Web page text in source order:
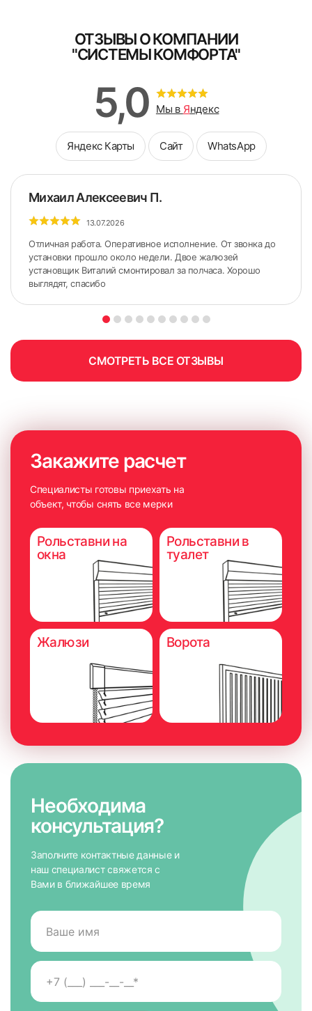
ОТЗЫВЫ О КОМПАНИИ
"СИСТЕМЫ КОМФОРТА"
5,0 Мы в Яндекс
Яндекс Карты Сайт WhatsApp
Михаил Алексеевич П.
13.07.2026
Отличная работа. Оперативное исполнение. От звонка до
установки прошло около недели. Двое жалюзей
установщик Виталий смонтировал за полчаса. Хорошо
выглядят, спасибо
СМОТРЕТЬ ВСЕ ОТЗЫВЫ
Закажите расчет
Специалисты готовы приехать на
объект, чтобы снять все мерки
Рольставни на
окна
Рольставни в
туалет
Жалюзи Ворота
Необходима
консультация?
Заполните контактные данные и
наш специалист свяжется с
Вами в ближайшее время